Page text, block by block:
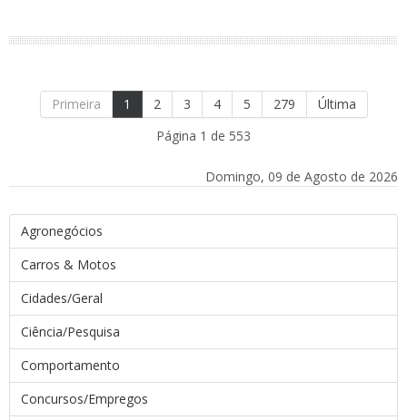
Primeira 1 2 3 4 5 279
Última
Página 1 de 553
Domingo, 09 de Agosto de 2026
Agronegócios
Carros & Motos
Cidades/Geral
Ciência/Pesquisa
Comportamento
Concursos/Empregos